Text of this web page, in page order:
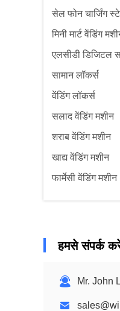
सेल फोन चार्जिंग
मिनी मार्ट वेंडिंग
एलसीडी डिजिटल
सामान लॉकर्स
वेंडिंग लॉकर्स
सलाद वेंडिंग मशीन
शराब वेंडिंग मशीन
खाद्य वेंडिंग मशीन
फार्मेसी वेंडिंग मशीन
हमसे संपर्क
Mr. John